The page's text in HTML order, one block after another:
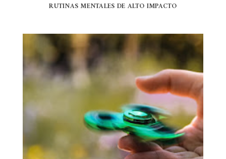
RUTINAS MENTALES DE ALTO IMPACTO